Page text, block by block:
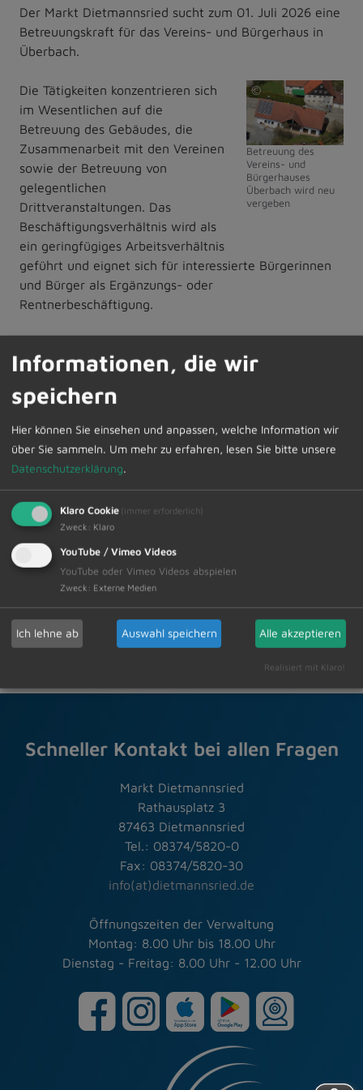
Der Markt Dietmannsried sucht zum 01. Juli 2026 eine
Betreuungskraft für das Vereins- und Bürgerhaus in
Überbach.
Betreuung des
Vereins- und
Bürgerhauses
Überbach wird neu
vergeben
©
Markt
Dietmannsried
Die Tätigkeiten konzentrieren sich
im Wesentlichen auf die
Betreuung des Gebäudes, die
Zusammenarbeit mit den Vereinen
sowie der Betreuung von
gelegentlichen
Drittveranstaltungen. Das
Beschäftigungsverhältnis wird als
ein geringfügiges Arbeitsverhältnis
geführt und eignet sich für interessierte Bürgerinnen
und Bürger als Ergänzungs- oder
Rentnerbeschäftigung.
weiteren Fragen steht Ihnen der Personalleiter des
08374/5820-41, E-Mail:
Zur Übersicht
13.02.2026 Amtliche Bekanntmachungen
Schneller Kontakt bei allen Fragen
Markt Dietmannsried
Rathausplatz 3
87463 Dietmannsried
Tel.: 08374/5820-0
Fax: 08374/5820-30
info(at)dietmannsried.de
Öffnungszeiten der Verwaltung
Montag: 8.00 Uhr bis 18.00 Uhr
Dienstag - Freitag: 8.00 Uhr - 12.00 Uhr
Informationen, die wir
speichern
Hier können Sie einsehen und anpassen, welche Information wir
über Sie sammeln. Um mehr zu erfahren, lesen Sie bitte unsere
Datenschutzerklärung.
Klaro Cookie (immer erforderlich)
Zweck : Klaro
YouTube / Vimeo Videos
YouTube oder Vimeo Videos abspielen
Zweck : Externe Medien
Ich lehne ab Auswahl speichern Alle akzeptieren
Realisiert mit Klaro!